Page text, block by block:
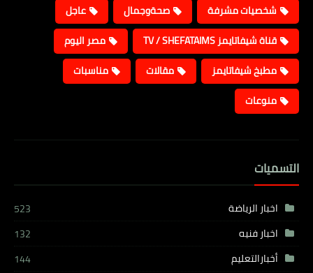
شخصيات مشرفة
صحةوجمال
عاجل
قناة شيفاتايمز TV / SHEFATAIMS
مصر اليوم
مطبخ شيفاتايمز
مقالات
مناسبات
منوعات
التسميات
اخبار الرياضة
523
اخبار فنيه
132
أخبارالتعليم
144